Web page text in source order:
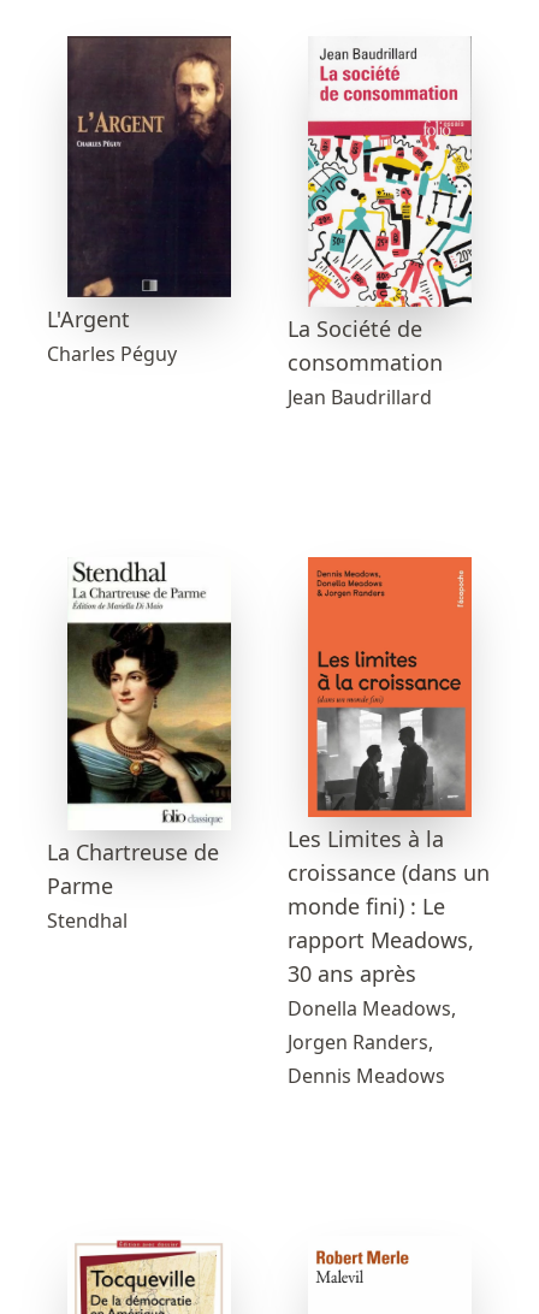
L'Argent
Charles Péguy
La Société de
consommation
Jean Baudrillard
La Chartreuse de
Parme
Stendhal
Les Limites à la
croissance (dans un
monde fini) : Le
rapport Meadows,
30 ans après
Donella Meadows,
Jorgen Randers,
Dennis Meadows